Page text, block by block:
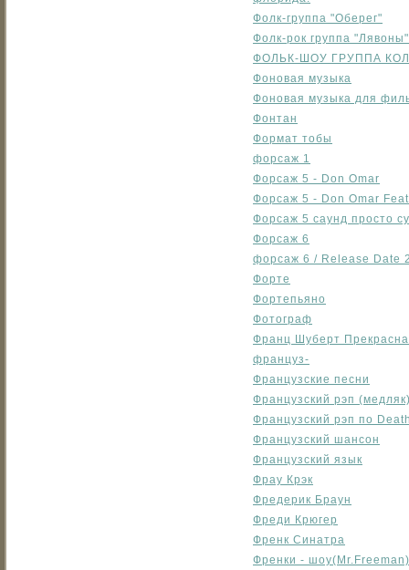
Фолк-группа "Оберег"
Фолк-рок группа "Лявоны"
ФОЛЬК-ШОУ ГРУППА
Фоновая музыка
Фоновая музыка для
Фонтан
Формат тобы
форсаж 1
Форсаж 5 - Don Omar
Форсаж 5 - Don Omar
Форсаж 5 саунд просто
Форсаж 6
форсаж 6 / Release Date
Форте
Фортепьяно
Фотограф
Франц Шуберт
француз-
Французские песни
Французский рэп
Французский рэп по
Французский шансон
Французский язык
Фрау Крэк
Фредерик Браун
Фреди Крюгер
Френк Синатра
Френки - шоу(Mr.Freemаn)